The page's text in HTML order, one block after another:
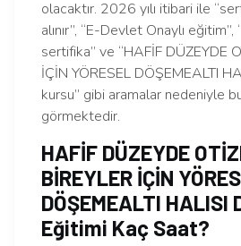
olacaktır. 2026 yılı itibari ile
alınır”, “E-Devlet Onaylı
sertifika” ve “HAFİF DÜZEYDE
İÇİN YÖRESEL DÖŞEMEALTI
kursu” gibi aramalar nedeniyle
görmektedir.
HAFİF DÜZEYDE
BİREYLER İÇİN
DÖŞEMEALTI HALISI
Eğitimi Kaç Saat?